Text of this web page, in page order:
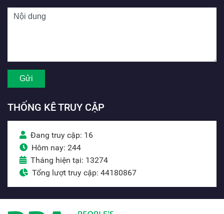
THỐNG KÊ TRUY CẬP
Đang truy cập: 16
Hôm nay: 244
Tháng hiện tại: 13274
Tổng lượt truy cập: 44180867